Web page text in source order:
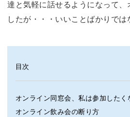
達と気軽に話せるようになって、
したが・・・いいことばかりでは
目次
オンライン同窓会、私は参加した
オンライン飲み会の断り方